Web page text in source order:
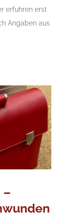
erfuhren erst
Angaben aus
–